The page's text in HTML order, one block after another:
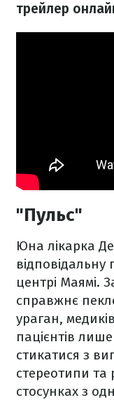
трейлер
"Пульс"
Юна лікарка
відповідальну
центрі Маямі.
справжнє
ураган,
пацієнтів
стикатися з
стереотипи та
стосунках з